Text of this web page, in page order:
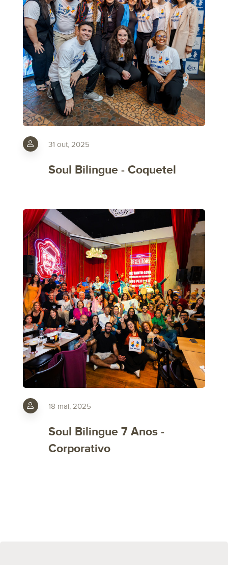
31 out, 2025
Soul Bilingue - Coquetel
18 mai, 2025
Soul Bilingue 7 Anos -
Corporativo